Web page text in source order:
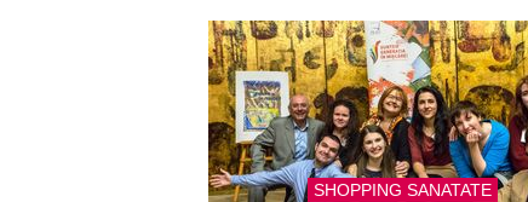
SHOPPING SANATATE